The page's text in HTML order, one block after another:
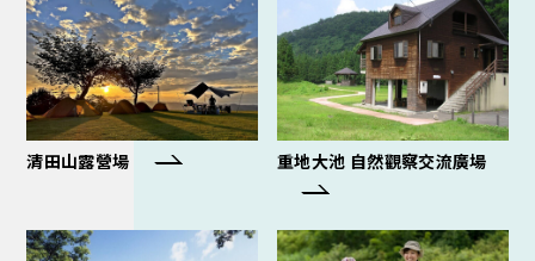
清田山露營場 重地大池 自然觀察交流廣場